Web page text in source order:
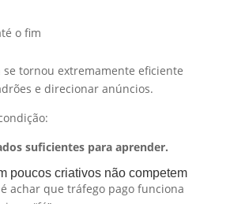
o fim
se tornou extremamente eficiente
e direcionar anúncios.
suficientes para aprender.
poucos criativos não competem
achar que tráfego pago funciona